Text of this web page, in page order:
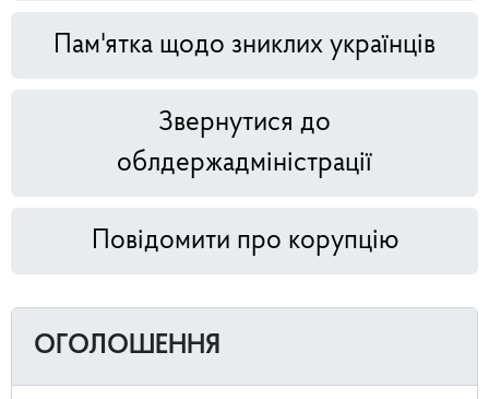
Пам'ятка щодо зниклих українців
Звернутися до
облдержадміністрації
Повідомити про корупцію
ОГОЛОШЕННЯ